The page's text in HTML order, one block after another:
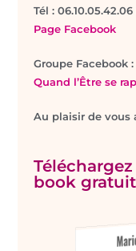
Tél :
Page Facebook
Groupe Facebook
Quand l’Être se
Au plaisir de vous
book